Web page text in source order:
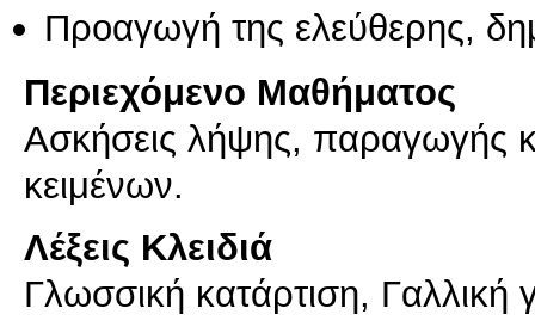
Προαγωγή της ελεύθερης,
Περιεχόμενο Μαθήματος
Ασκήσεις λήψης, παραγωγής
κειμένων.
Λέξεις Κλειδιά
Γλωσσική κατάρτιση,